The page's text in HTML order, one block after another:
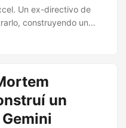
Un ex-directivo de
construyendo un
miles de millones de
está conquistando el
un